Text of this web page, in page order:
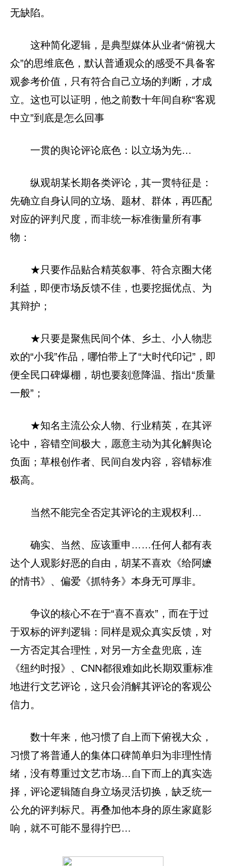
无缺陷。
这种简化逻辑，是典型媒体从业者“俯视大
众”的思维底色，默认普通观众的感受不具备客
观参考价值，只有符合自己立场的判断，才成
立。这也可以证明，他之前数十年间自称“客观
中立”到底是怎么回事
一贯的舆论评论底色：以立场为先…
纵观胡某长期各类评论，其一贯特征是：
先确立自身认同的立场、题材、群体，再匹配
对应的评判尺度，而非统一标准衡量所有事
物：
★只要作品贴合精英叙事、符合京圈大佬
利益，即便市场反馈不佳，也要挖掘优点、为
其辩护；
★只要是聚焦民间个体、乡土、小人物悲
欢的“小我”作品，哪怕带上了“大时代印记”，即
便全民口碑爆棚，胡也要刻意降温、指出“质量
一般”；
★知名主流公众人物、行业精英，在其评
论中，容错空间极大，愿意主动为其化解舆论
负面；草根创作者、民间自发内容，容错标准
极高。
当然不能完全否定其评论的主观权利…
确实、当然、应该重申……任何人都有表
达个人观影好恶的自由，胡某不喜欢《给阿嬷
的情书》、偏爱《抓特务》本身无可厚非。
争议的核心不在于“喜不喜欢”，而在于过
于双标的评判逻辑：同样是观众真实反馈，对
一方否定其合理性，对另一方全盘兜底，连
《纽约时报》、CNN都很难如此长期双重标准
地进行文艺评论，这只会消解其评论的客观公
信力。
数十年来，他习惯了自上而下俯视大众，
习惯了将普通人的集体口碑简单归为非理性情
绪，没有尊重过文艺市场…自下而上的真实选
择，评论逻辑随自身立场灵活切换，缺乏统一
公允的评判标尺。再叠加他本身的原生家庭影
响，就不可能不显得拧巴…